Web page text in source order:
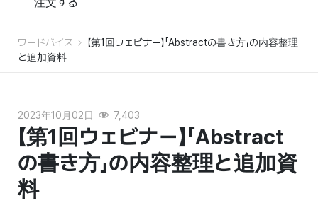
ワードバイス
【第1回ウェビナー】「Abstractの書き方」の内容整理
と追加資料
2023年10月02日 7,403
【第1回ウェビナー】「Abstract
の書き方」の内容整理と追加資
料